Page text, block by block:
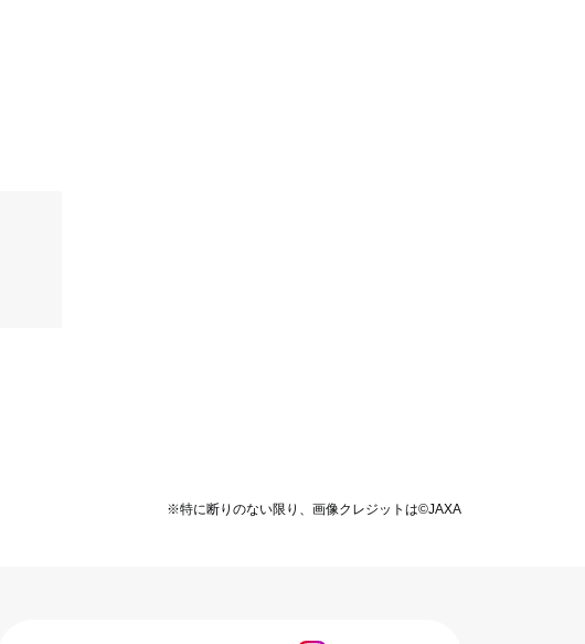
※特に断りのない限り、画像クレジットは©JAXA